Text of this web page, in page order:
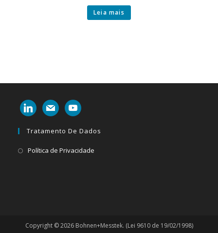
Leia mais
linkedinmail youtube
Tratamento De Dados
Política de Privacidade
Copyright © 2026 Bohnen+Messtek. (Lei 9610 de 19/02/1998)